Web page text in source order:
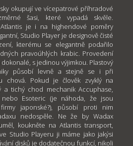
okupují ve vícepatrové příhradové
šasi, které vypadá skvěle.
je i na highendové poměry
Studio Player je designově čisté
kterému se elegantně podařilo
pravoúhlých krabic. Provedení
s jedinou výjimkou. Plastový
působí levně a stejně se i při
chová. Pokud je člověk zvyklý na
a tichý chod mechanik Accuphase,
nebo Esoteric (je náhoda, že jsou
japonské?), působí proti nim
nedospěle. Ne že by Wadax
koukněte na Atlantis transport,
Studio Playeru ji máme jako jakýsi
disků je dodatečnou funkcí, nikoli